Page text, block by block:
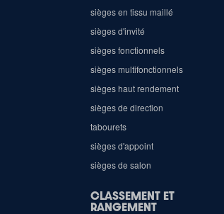
sièges en tissu maillé
sièges d'invité
sièges fonctionnels
sièges multifonctionnels
sièges haut rendement
sièges de direction
tabourets
sièges d'appoint
sièges de salon
CLASSEMENT ET
RANGEMENT